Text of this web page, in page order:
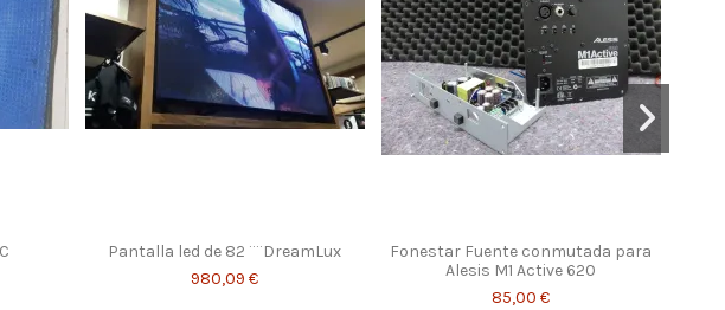
Pantalla led de 82 ¨¨DreamLux
980,09 €
Fonestar Fuente conmutada para
Alesis M1 Active 620
85,00 €